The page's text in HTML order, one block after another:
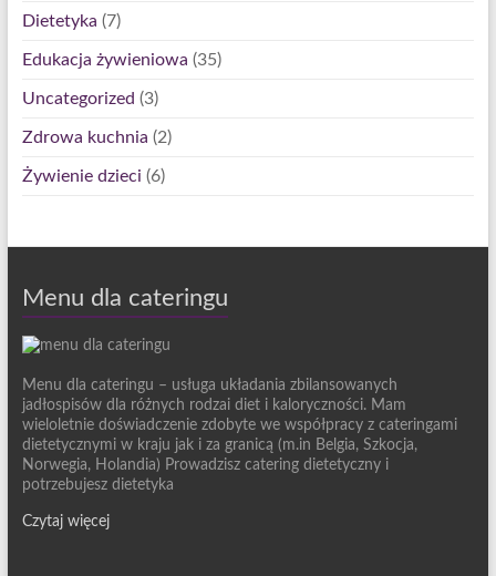
Dietetyka (7)
Edukacja żywieniowa (35)
Uncategorized (3)
Zdrowa kuchnia (2)
Żywienie dzieci (6)
Menu dla cateringu
Menu dla cateringu – usługa układania zbilansowanych
jadłospisów dla różnych rodzai diet i kaloryczności. Mam
wieloletnie doświadczenie zdobyte we współpracy z cateringami
dietetycznymi w kraju jak i za granicą (m.in Belgia, Szkocja,
Norwegia, Holandia) Prowadzisz catering dietetyczny i
potrzebujesz dietetyka
Czytaj więcej